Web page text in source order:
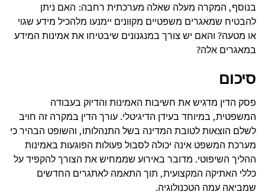
בנוסף, המקרה מעלה שאלה מערכתית רחבה: האם ניתן
להבטיח שמאגרים משפטיים מקוונים יימנעו מלהכיל מידע שגוי
או מטעה? והאם יש צורך במנגנונים שיבטיחו את אמינות המידע
במאגרים אלה?
סיכום
פסק הדין מדגיש את חשיבות האמינות והדיוק בעבודה
המשפטית, במיוחד בעידן הדיגיטלי. עורך הדין במקרה זה חויב
לשלם הוצאות לטובת המדינה בשל התנהלותו, והשופט הבהיר כי
מערכת המשפט אינה יכולה לסבול פעולות הפוגעות באמינות
ההליך השיפוטי. מדובר באירוע שממחיש את הצורך להקפיד על
כללי האתיקה המקצועית, תוך התאמה לאתגרים החדשים
שמביאה עמה הטכנולוגיה.